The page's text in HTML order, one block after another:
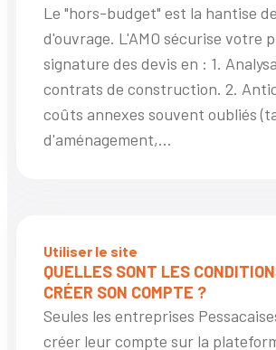
Le "hors-budget" est la hantise
d'ouvrage. L'AMO sécurise votre
signature des devis en : 1.
contrats de construction. 2.
coûts annexes souvent oubliés
d'aménagement,...
Utiliser le site
QUELLES SONT LES
CRÉER SON COMPTE ?
Seules les entreprises
créer leur compte sur la